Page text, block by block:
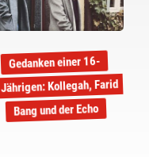
Gedanken einer 16-
Jährigen: Kollegah, Farid
Bang und der Echo